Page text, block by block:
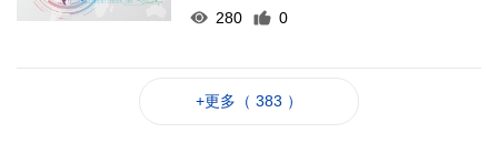
280
0
+更多（ 383 ）